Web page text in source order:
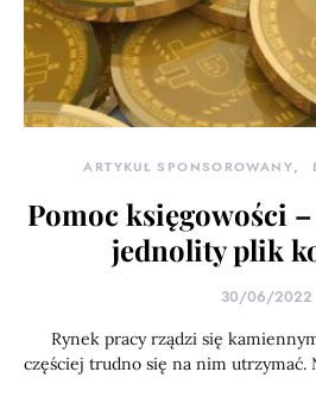
ARTYKUŁ SPONSOROWANY
Pomoc księgowości
jednolity plik
30/06/2022
Rynek pracy rządzi się
częściej trudno się na nim utrzymać.